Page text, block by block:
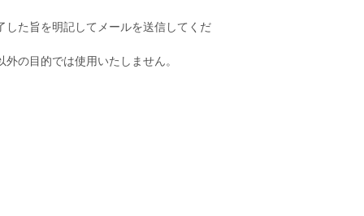
た旨を明記してメールを送信してくだ
の目的では使用いたしません。